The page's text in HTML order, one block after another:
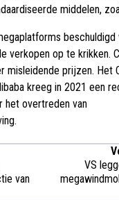
middelen,
beschuldigd
verkopen op te krikken.
misleidende prijzen. Het
kreeg in 2021 een
het overtreden van
van
VS